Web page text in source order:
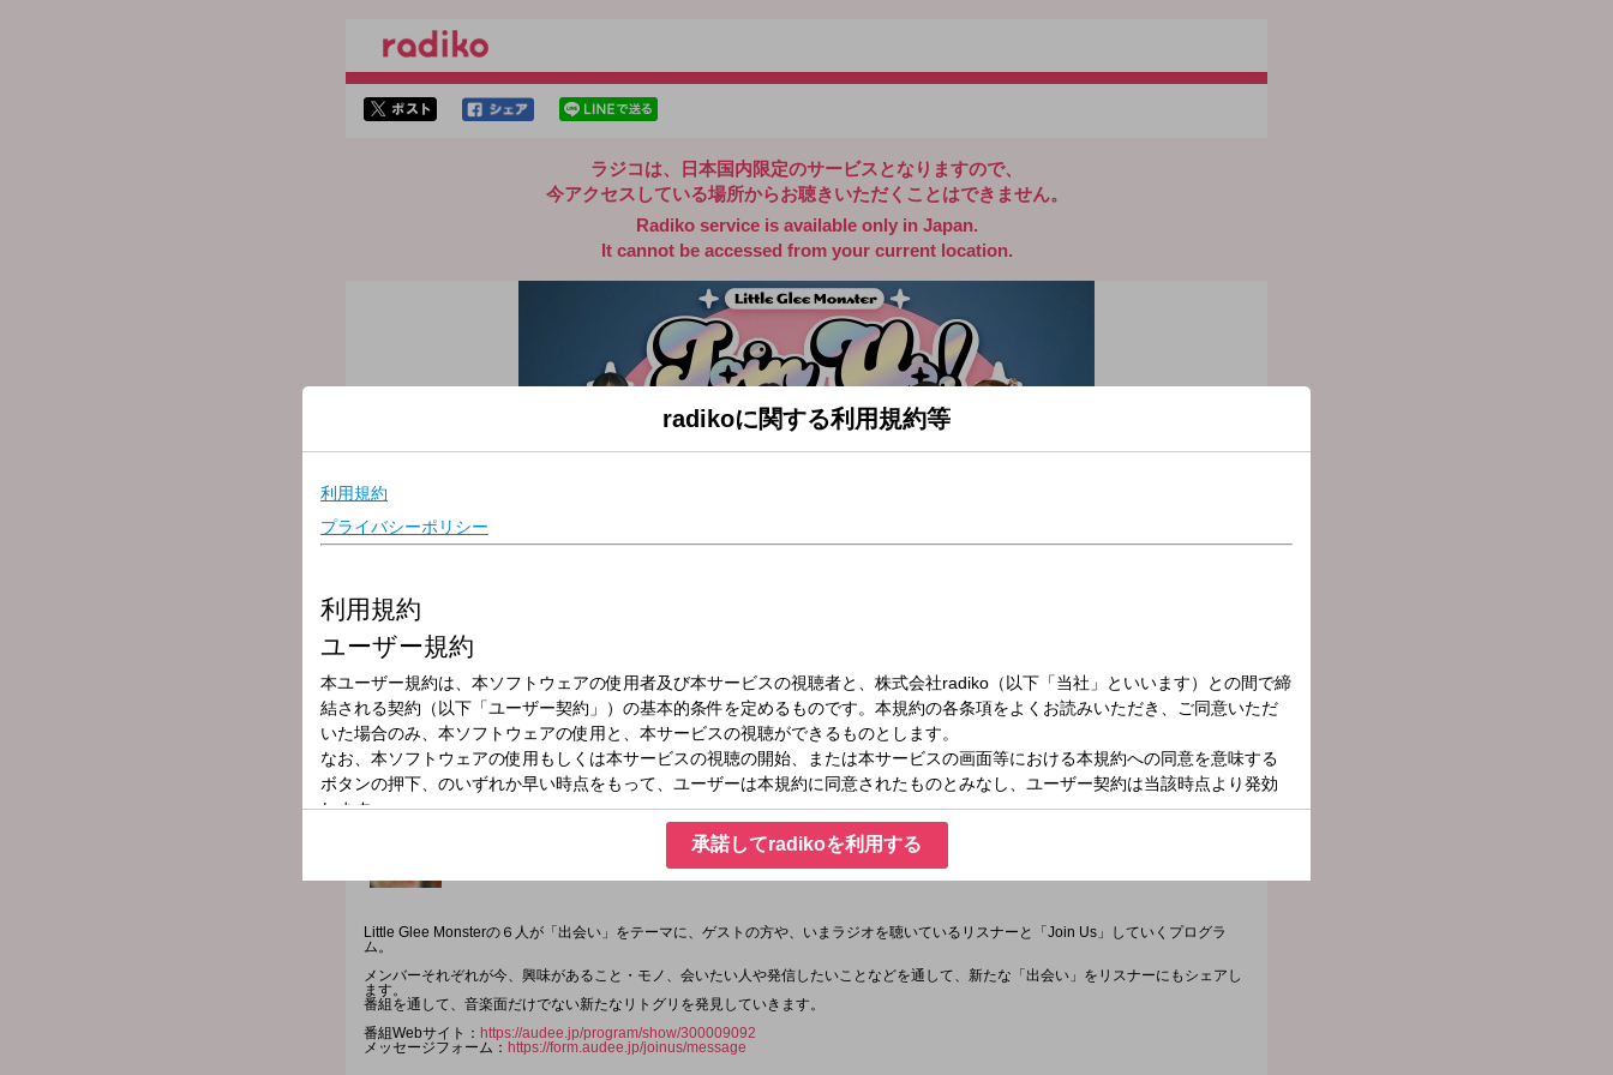
ラジコは、日本国内限定のサービスとなりますので、
今アクセスしている場所からお聴きいただくことはできません。
Radiko service is available only in Japan.
It cannot be accessed from your current location.
放送局
放送時間
2026年1月30日（金）16:25～16:50
番組名
Little Glee Monster 「Join Us！」
Little Glee Monsterの６人が「出会い」をテーマに、ゲストの方や、いまラジオを聴いているリスナーと「Join Us」していくプログラ
ム。
メンバーそれぞれが今、興味があること・モノ、会いたい人や発信したいことなどを通して、新たな「出会い」をリスナーにもシェアし
ます。
番組を通して、音楽面だけでない新たなリトグリを発見していきます。
番組Webサイト： https://audee.jp/program/show/300009092
メッセージフォーム： https://form.audee.jp/joinus/message
radikoに関する利用規約等
承諾してradikoを利用する